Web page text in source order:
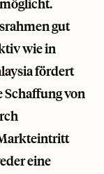
gut
wie in
fördert
von
eine